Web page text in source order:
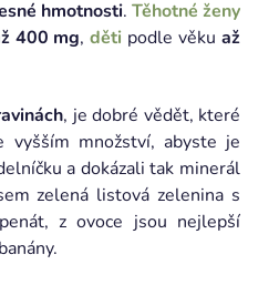
hmotnosti. Těhotné ženy
400 mg,děti podle věkuaž
, je dobré vědět, které
vyšším množství, abyste je
a dokázali tak minerál
zelená listová zelenina s
z ovoce jsou nejlepší